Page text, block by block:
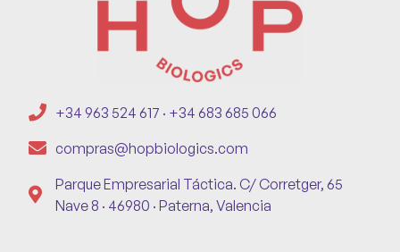
+34 963 524 617 · +34 683 685 066
compras@hopbiologics.com
Parque Empresarial Táctica. C/ Corretger, 65
Nave 8 · 46980 · Paterna, Valencia